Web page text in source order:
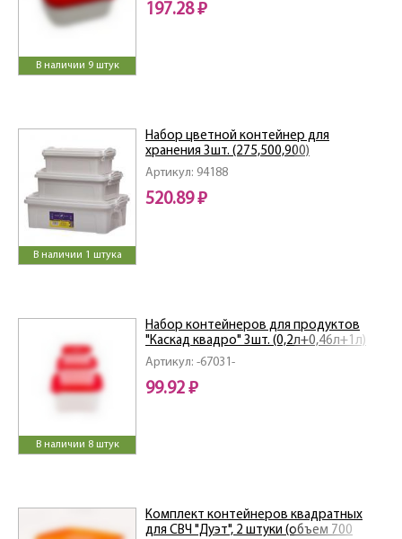
В наличии 9 штук
197.28 ₽
В наличии 1 штука
Артикул: 94188
Набор цветной контейнер для
хранения 3шт. (275,500,900)
л(1,25;2;3,75) л
520.89 ₽
В наличии 8 штук
Артикул: -67031-
Набор контейнеров для продуктов
"Каскад квадро" 3шт. (0,2л+0,46л+1л)
99.92 ₽
Комплект контейнеров квадратных
для СВЧ "Дуэт", 2 штуки (объем 700